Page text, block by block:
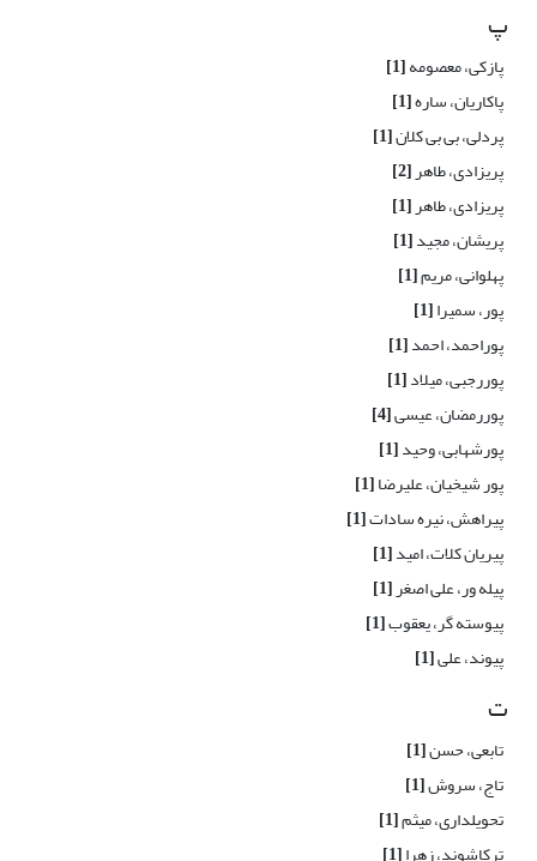
پ
پازکی، معصومه[1]
پاکاریان، ساره[1]
پردلی، بی بی کلان[1]
پریزادی، طاهر[2]
پریزادی، طاهر[1]
پریشان، مجید[1]
پهلوانی، مریم[1]
پور، سمیرا[1]
پوراحمد، احمد[1]
پوررجبی، میلاد[1]
پوررمضان، عیسی[4]
پورشهابی، وحید[1]
پور شیخیان، علیرضا[1]
پیراهش، نیره سادات[1]
پیریان کلات، امید[1]
پیله ور، علی اصغر[1]
پیوسته گر، یعقوب[1]
پیوند، علی[1]
ت
تابعی، حسن[1]
تاج، سروش[1]
تحویلداری، میثم[1]